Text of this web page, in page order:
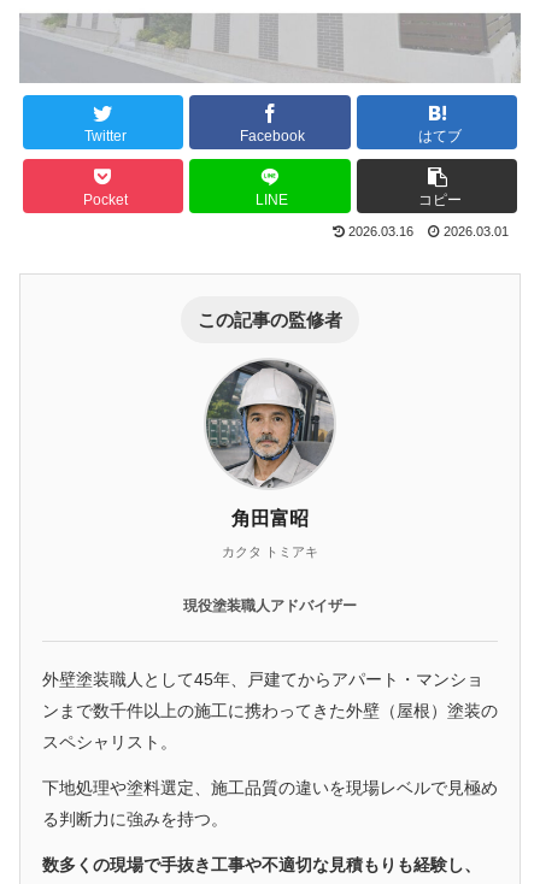
Twitter Facebook はてブ
Pocket LINE コピー
2026.03.16 2026.03.01
この記事の監修者
角田富昭
カクタ トミアキ
現役塗装職人アドバイザー
外壁塗装職人として45年、戸建てからアパート・マンショ
ンまで数千件以上の施工に携わってきた外壁（屋根）塗装の
スペシャリスト。
下地処理や塗料選定、施工品質の違いを現場レベルで見極め
る判断力に強みを持つ。
数多くの現場で手抜き工事や不適切な見積もりも経験し、